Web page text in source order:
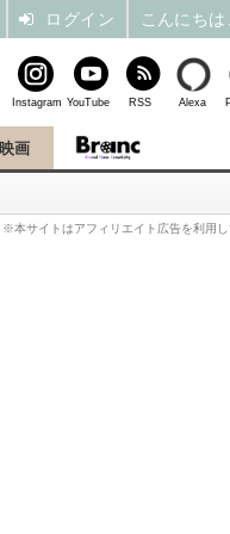
画
※本サイトはアフィリエイト広告を利用
Instagram YouTube RSS Alexa
ログイン こんにち